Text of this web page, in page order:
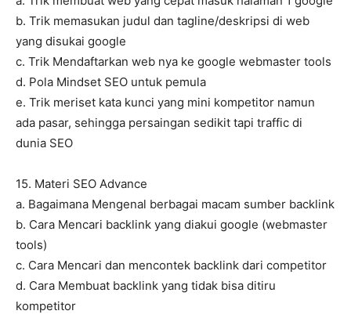
b. Trik memasukan judul dan tagline/deskripsi di web
yang disukai google
c. Trik Mendaftarkan web nya ke google webmaster tools
d. Pola Mindset SEO untuk pemula
e. Trik meriset kata kunci yang mini kompetitor namun
ada pasar, sehingga persaingan sedikit tapi traffic di
dunia SEO
15. Materi SEO Advance
a. Bagaimana Mengenal berbagai macam sumber backlink
b. Cara Mencari backlink yang diakui google (webmaster
tools)
c. Cara Mencari dan mencontek backlink dari competitor
d. Cara Membuat backlink yang tidak bisa ditiru
kompetitor